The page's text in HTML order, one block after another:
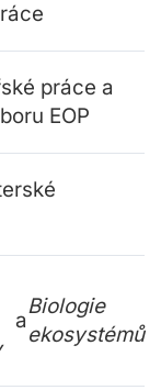
práce a
EOP
a
Biologie
ekosystémů